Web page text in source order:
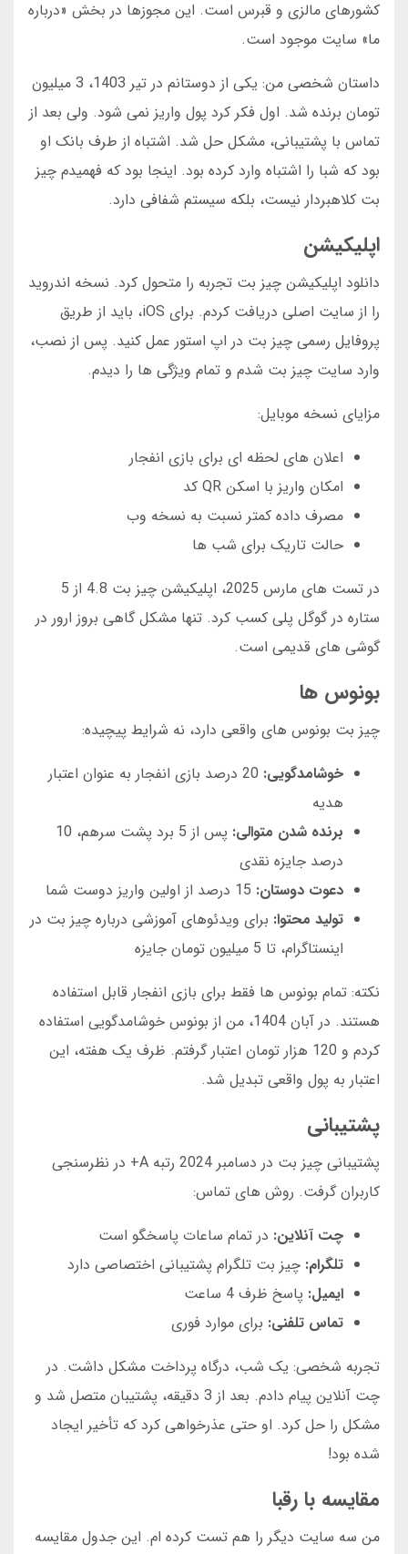
کشورهای مالزی و قبرس است. این مجوزها در بخش «درباره
ما» سایت موجود است.
داستان شخصی من: یکی از دوستانم در تیر 1403، 3 میلیون
تومان برنده شد. اول فکر کرد پول واریز نمی شود. ولی بعد از
تماس با پشتیبانی، مشکل حل شد. اشتباه از طرف بانک او
بود که شبا را اشتباه وارد کرده بود. اینجا بود که فهمیدم چیز
بت کلاهبردار نیست، بلکه سیستم شفافی دارد.
اپلیکیشن
دانلود اپلیکیشن چیز بت تجربه را متحول کرد. نسخه اندروید
را از سایت اصلی دریافت کردم. برای iOS، باید از طریق
پروفایل رسمی چیز بت در اپ استور عمل کنید. پس از نصب،
وارد سایت چیز بت شدم و تمام ویژگی ها را دیدم.
مزایای نسخه موبایل:
اعلان های لحظه ای برای بازی انفجار
امکان واریز با اسکن QR کد
مصرف داده کمتر نسبت به نسخه وب
حالت تاریک برای شب ها
در تست های مارس 2025، اپلیکیشن چیز بت 4.8 از 5
ستاره در گوگل پلی کسب کرد. تنها مشکل گاهی بروز ارور در
گوشی های قدیمی است.
بونوس ها
چیز بت بونوس های واقعی دارد، نه شرایط پیچیده:
خوشامدگویی:
20 درصد بازی انفجار به عنوان اعتبار
هدیه
برنده شدن متوالی:
پس از 5 برد پشت سرهم، 10
درصد جایزه نقدی
دعوت دوستان:
تولید محتوا: برای ویدئوهای آموزشی درباره چیز بت در
اینستاگرام، تا 5 میلیون تومان جایزه
نکته: تمام بونوس ها فقط برای بازی انفجار قابل استفاده
هستند. در آبان 1404، من از بونوس خوشامدگویی استفاده
کردم و 120 هزار تومان اعتبار گرفتم. ظرف یک هفته، این
اعتبار به پول واقعی تبدیل شد.
پشتیبانی
پشتیبانی چیز بت در دسامبر 2024 رتبه A+ در نظرسنجی
کاربران گرفت. روش های تماس:
چت آنلاین: در تمام ساعات پاسخگو است
تلگرام: چیز بت تلگرام پشتیبانی اختصاصی دارد
ایمیل: پاسخ ظرف 4 ساعت
تماس تلفنی: برای موارد فوری
تجربه شخصی: یک شب، درگاه پرداخت مشکل داشت. در
چت آنلاین پیام دادم. بعد از 3 دقیقه، پشتیبان متصل شد و
مشکل را حل کرد. او حتی عذرخواهی کرد که تأخیر ایجاد
شده بود!
مقایسه با رقبا
من سه سایت دیگر را هم تست کرده ام. این جدول مقایسه